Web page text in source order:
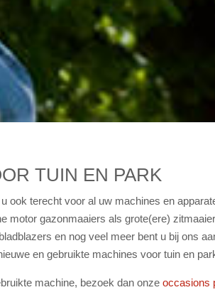
TUIN EN PARK
ook terecht voor al uw machines en
motor gazonmaaiers als grote(ere)
en nog veel meer bent u bij ons
en gebruikte machines voor tuin en
machine, bezoek dan onzeoccasions